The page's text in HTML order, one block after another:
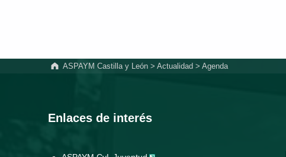
ASPAYM Castilla y León> Actualidad > Agenda
Enlaces de interés